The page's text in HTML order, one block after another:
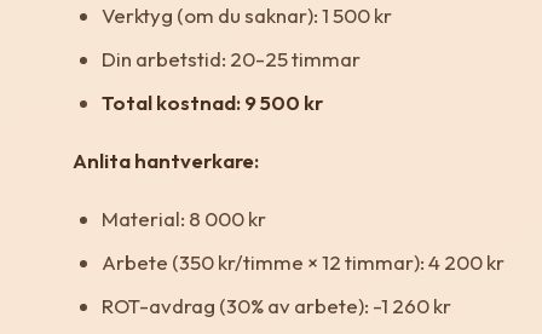
Verktyg (om du saknar): 1 500 kr
Din arbetstid: 20-25 timmar
Total kostnad: 9 500 kr
Anlita hantverkare:
Material: 8 000 kr
Arbete (350 kr/timme × 12 timmar): 4 200 kr
ROT-avdrag (30% av arbete): -1 260 kr